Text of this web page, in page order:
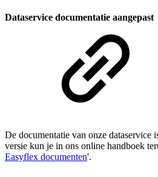
Dataservice documentatie aangepast
De documentatie van onze dataservice
versie kun je in ons online handboek
Easyflex documenten'.